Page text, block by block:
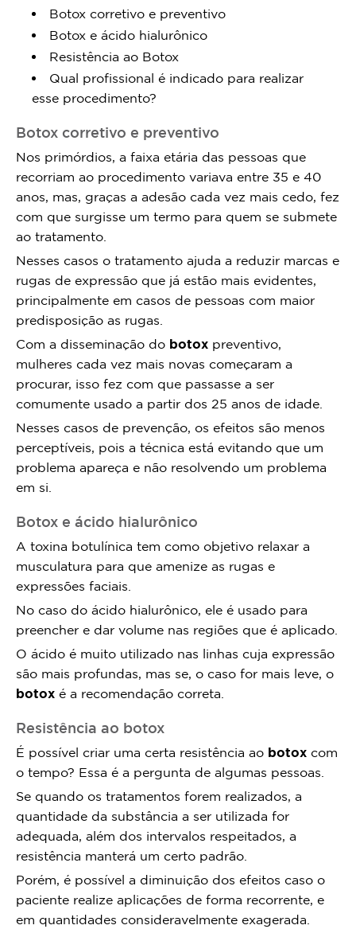
Botox corretivo e preventivo
Botox e ácido hialurônico
Resistência ao Botox
Qual profissional é indicado para realizar
esse procedimento?
Botox corretivo e preventivo
Nos primórdios, a faixa etária das pessoas que
recorriam ao procedimento variava entre 35 e 40
anos, mas, graças a adesão cada vez mais cedo, fez
com que surgisse um termo para quem se submete
ao tratamento.
Nesses casos o tratamento ajuda a reduzir marcas e
rugas de expressão que já estão mais evidentes,
principalmente em casos de pessoas com maior
predisposição as rugas.
Com a disseminação do botox preventivo,
mulheres cada vez mais novas começaram a
procurar, isso fez com que passasse a ser
comumente usado a partir dos 25 anos de idade.
Nesses casos de prevenção, os efeitos são menos
perceptíveis, pois a técnica está evitando que um
problema apareça e não resolvendo um problema
em si.
Botox e ácido hialurônico
A toxina botulínica tem como objetivo relaxar a
musculatura para que amenize as rugas e
expressões faciais.
No caso do ácido hialurônico, ele é usado para
preencher e dar volume nas regiões que é aplicado.
O ácido é muito utilizado nas linhas cuja expressão
são mais profundas, mas se, o caso for mais leve, o
botox é a recomendação correta.
Resistência ao botox
É possível criar uma certa resistência ao botox com
o tempo? Essa é a pergunta de algumas pessoas.
Se quando os tratamentos forem realizados, a
quantidade da substância a ser utilizada for
adequada, além dos intervalos respeitados, a
resistência manterá um certo padrão.
Porém, é possível a diminuição dos efeitos caso o
paciente realize aplicações de forma recorrente, e
em quantidades consideravelmente exagerada.